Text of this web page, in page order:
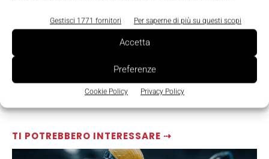
Gestisci 1771 fornitori Per saperne di più su questi scopi
Accetta
Preferenze
Cookie Policy Privacy Policy
TI POTREBBERO INTERESSARE ⇢